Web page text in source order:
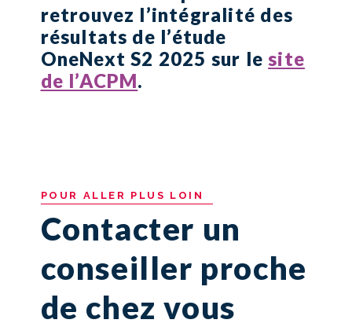
retrouvez l’intégralité des
résultats de l’étude
OneNext S2 2025 sur le site
de l’ACPM.
POUR ALLER PLUS LOIN
Contacter un
conseiller proche
de chez vous